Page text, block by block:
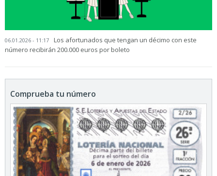
06.01.2026 - 11:17
Los afortunados que tengan un décimo con este
número recibirán 200.000 euros por boleto
Comprueba tu número